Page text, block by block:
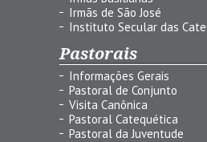
Irmãs de São José
Instituto Secular das
Pastorais
Informações Gerais
Pastoral de Conjunto
Visita Canônica
Pastoral Catequética
Pastoral da Juventude